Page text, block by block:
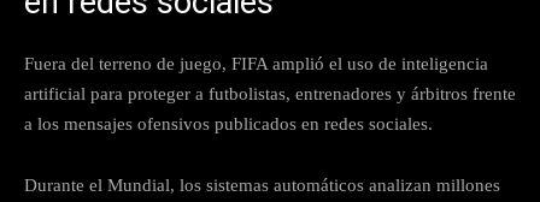
Fuera del terreno de juego, FIFA amplió el uso de inteligencia
artificial para proteger a futbolistas, entrenadores y árbitros frente
a los mensajes ofensivos publicados en redes sociales.
Durante el Mundial, los sistemas automáticos analizan millones